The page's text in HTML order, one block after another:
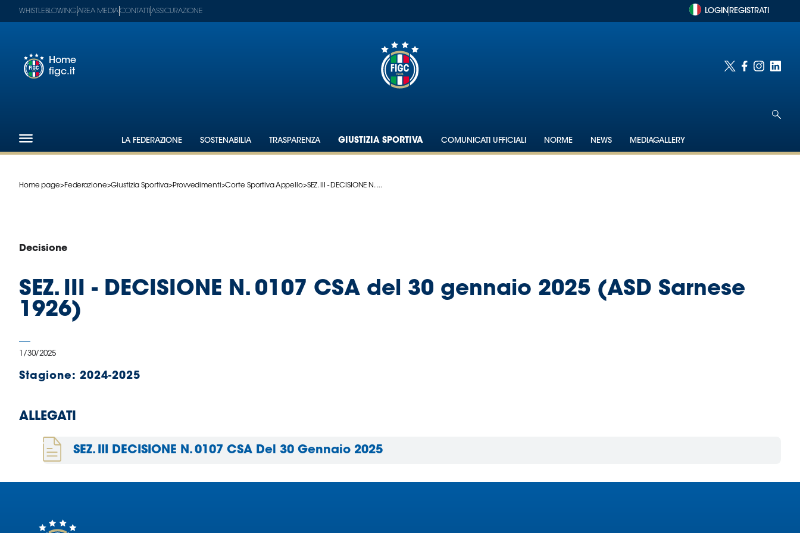
Nazionali
Women
Femminile
Museo
Shop
partner
Assicurazione
Whistleblowing
WHISTLEBLOWINGAREA MEDIACONTATTI ASSICURAZIONE LOGIN REGISTRATI
Home
figc.it
LA FEDERAZIONE SOSTENABILIA TRASPARENZA GIUSTIZIA SPORTIVA COMUNICATI UFFICIALI NORME NEWS MEDIAGALLERY
Home page>Federazione>Giustizia Sportiva>Provvedimenti>Corte Sportiva Appello>SEZ. III - DECISIONE N. ...
Decisione
SEZ. III - DECISIONE N. 0107 CSA del 30 gennaio 2025 (ASD Sarnese
1926)
1/30/2025
Stagione: 2024-2025
ALLEGATI
SEZ. III DECISIONE N. 0107 CSA Del 30 Gennaio 2025